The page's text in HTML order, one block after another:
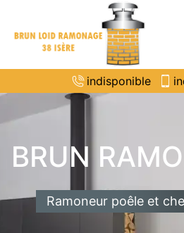
indisponible
BRUN
Ramoneur poêle et